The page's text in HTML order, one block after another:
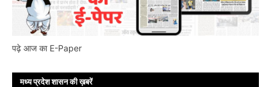
पढ़े आज का E-Paper
मध्य प्रदेश शासन की ख़बरें